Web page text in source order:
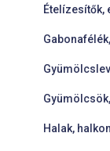
Ételízesítők,
Halak,